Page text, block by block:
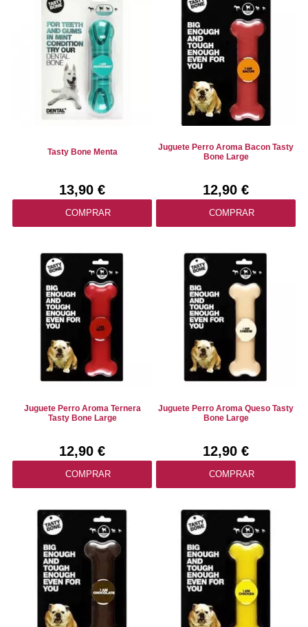
Tasty Bone Menta
13,90 €
COMPRAR
Juguete Perro Aroma Bacon Tasty
Bone Large
12,90 €
COMPRAR
Juguete Perro Aroma Ternera
Tasty Bone Large
12,90 €
COMPRAR
Juguete Perro Aroma Queso Tasty
Bone Large
12,90 €
COMPRAR